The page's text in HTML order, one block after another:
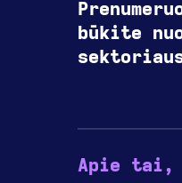
būkite
Apie tai,